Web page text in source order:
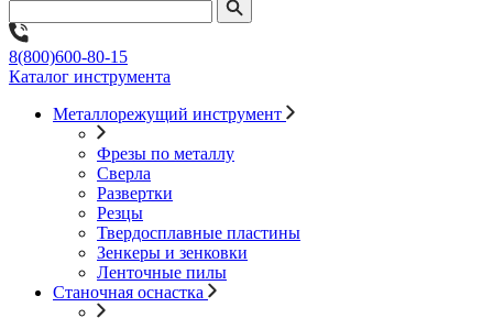
8(800)600-80-15
Каталог инструмента
Металлорежущий инструмент
Фрезы по металлу
Сверла
Развертки
Резцы
Твердосплавные пластины
Зенкеры и зенковки
Ленточные пилы
Станочная оснастка